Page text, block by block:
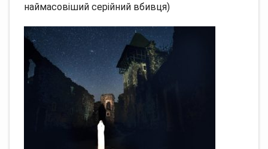
наймасовіший серійний вбивця)